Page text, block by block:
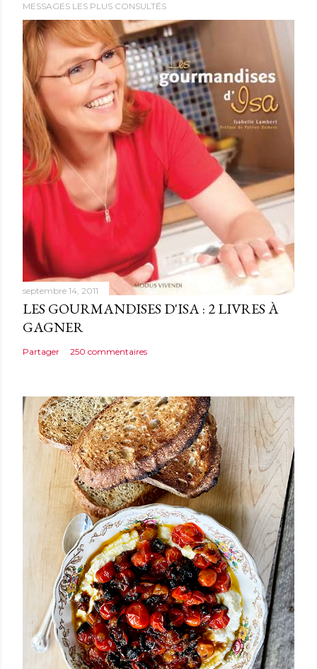
r
u
n
c
o
m
m
e
n
t
a
i
r
e
MESSAGES LES PLUS CONSULTÉS
septembre 14, 2011
LES GOURMANDISES D'ISA : 2 LIVRES À
GAGNER
Partager 250 commentaires